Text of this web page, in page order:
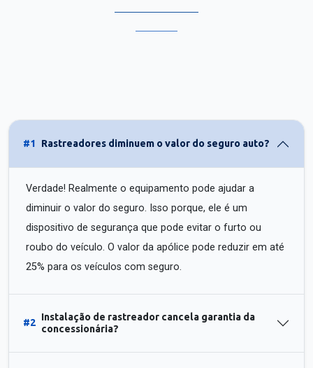
#1 Rastreadores diminuem o valor do seguro auto?
Verdade! Realmente o equipamento pode ajudar a
diminuir o valor do seguro. Isso porque, ele é um
dispositivo de segurança que pode evitar o furto ou
roubo do veículo. O valor da apólice pode reduzir em até
25% para os veículos com seguro.
#2
Instalação de rastreador cancela garantia da
concessionária?